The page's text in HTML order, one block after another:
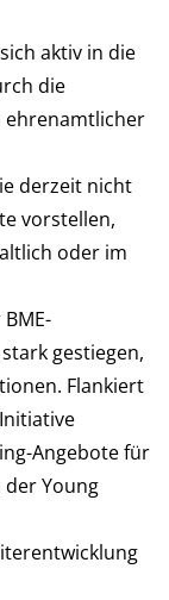
aktiv in die
die
ehrenamtlicher
derzeit nicht
vorstellen,
oder im
gestiegen,
Flankiert
Angebote für
Young